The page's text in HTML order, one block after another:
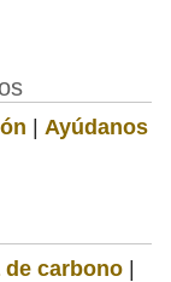
| Ayúdanos
carbono|